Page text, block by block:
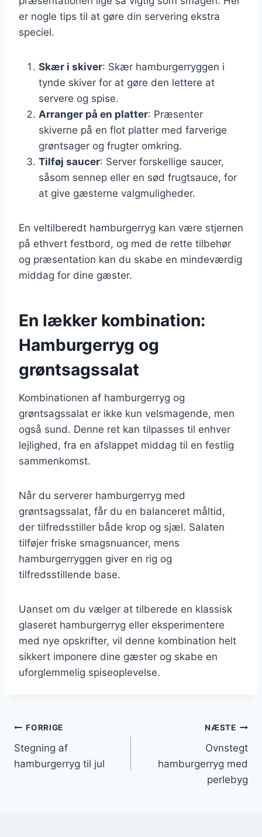
er nogle tips til at gøre din servering ekstra
speciel.
Skær i skiver: Skær hamburgerryggen i
tynde skiver for at gøre den lettere at
servere og spise.
Arranger på en platter: Præsenter
skiverne på en flot platter med farverige
grøntsager og frugter omkring.
Tilføj saucer: Server forskellige saucer,
såsom sennep eller en sød frugtsauce, for
at give gæsterne valgmuligheder.
En veltilberedt hamburgerryg kan være stjernen
på ethvert festbord, og med de rette tilbehør
og præsentation kan du skabe en mindeværdig
middag for dine gæster.
En lækker kombination:
Hamburgerryg og
grøntsagssalat
Kombinationen af hamburgerryg og
grøntsagssalat er ikke kun velsmagende, men
også sund. Denne ret kan tilpasses til enhver
lejlighed, fra en afslappet middag til en festlig
sammenkomst.
Når du serverer hamburgerryg med
grøntsagssalat, får du en balanceret måltid,
der tilfredsstiller både krop og sjæl. Salaten
tilføjer friske smagsnuancer, mens
hamburgerryggen giver en rig og
tilfredsstillende base.
Uanset om du vælger at tilberede en klassisk
glaseret hamburgerryg eller eksperimentere
med nye opskrifter, vil denne kombination helt
sikkert imponere dine gæster og skabe en
uforglemmelig spiseoplevelse.
Indlægsnavigation
FORRIGE
Stegning af
hamburgerryg til jul
NÆSTE
Ovnstegt
hamburgerryg med
perlebyg